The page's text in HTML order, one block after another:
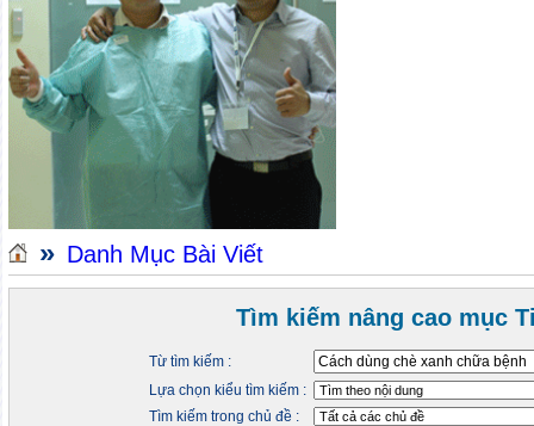
» Danh Mục Bài Viết
Tìm kiếm nâng cao mục
Từ tìm kiếm :
Lựa chọn kiểu tìm kiếm :
Tìm kiếm trong chủ đề :